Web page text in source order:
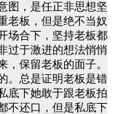
图，是任正非思想坚
老板，但是绝不当奴
场合下，坚持老板都
过于激进的想法悄悄
，保留老板的面子。
。总是证明老板是错
底下她敢于跟老板拍
不还口，但是私底下